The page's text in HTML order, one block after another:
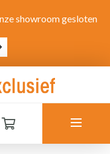
showroom gesloten